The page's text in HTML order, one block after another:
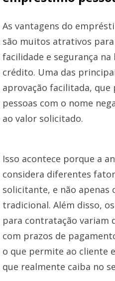
As vantagens do
são muitos atrativos
facilidade e segurança
crédito. Uma das
aprovação facilitada,
pessoas com o nome
ao valor solicitado.
Isso acontece porque a
considera diferentes
solicitante, e não apenas
tradicional. Além disso,
para contratação variam
com prazos de
o que permite ao cliente
que realmente caiba no